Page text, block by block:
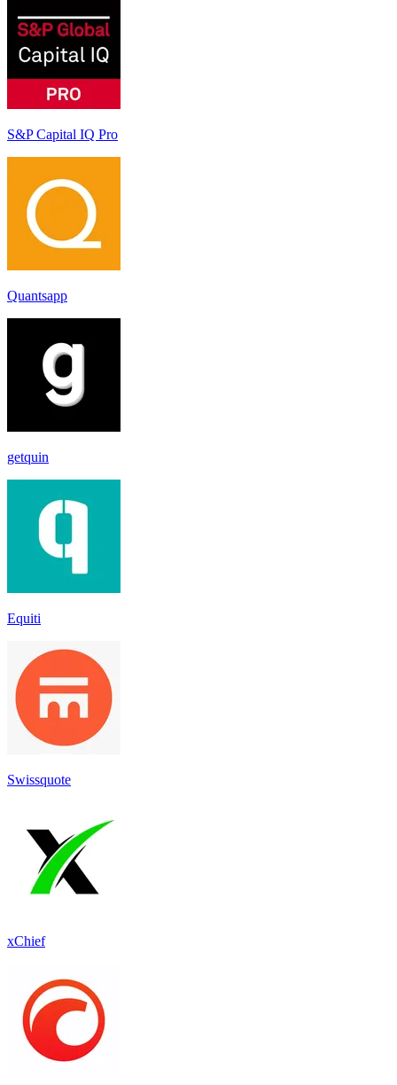
S&P Capital IQ Pro
Quantsapp
getquin
Equiti
Swissquote
xChief